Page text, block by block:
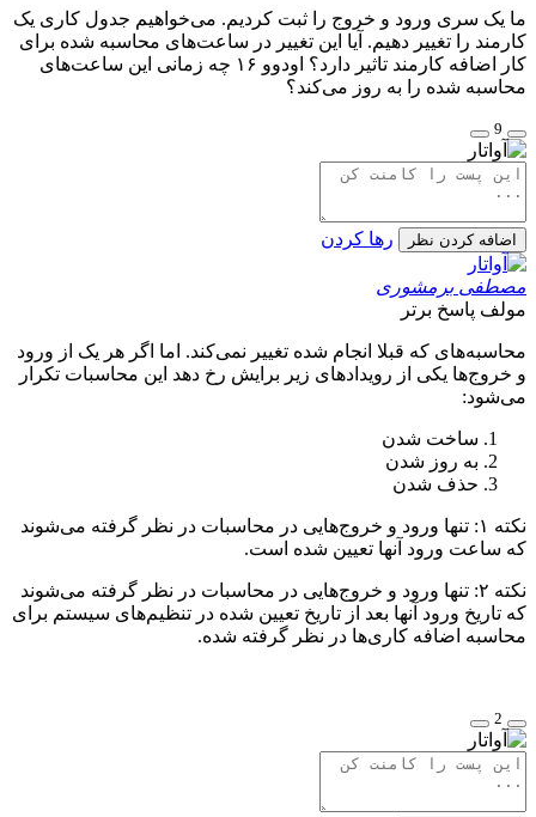
ما یک سری ورود و خروج را ثبت کردیم. می‌خواهیم جدول کاری یک
کارمند را تغییر دهیم. آیا این تغییر در ساعت‌های محاسبه شده برای
کار اضافه کارمند تاثیر دارد؟ اودوو ۱۶ چه زمانی این ساعت‌های
محاسبه شده را به روز می‌کند؟
9
اضافه کردن نظر رها کردن
مصطفی برمشوری
مولف پاسخ برتر
محاسبه‌های که قبلا انجام شده تغییر نمی‌کند. اما اگر هر یک از ورود
و خروج‌ها یکی از رویدادهای زیر برایش رخ دهد این محاسبات تکرار
می‌شود:
ساخت شدن
به روز شدن
حذف شدن
نکته ۱: تنها ورود و خروج‌هایی در محاسبات در نظر گرفته می‌شوند
که ساعت ورود آنها تعیین شده است.
نکته ۲: تنها ورود و خروج‌هایی در محاسبات در نظر گرفته می‌شوند
که تاریخ ورود آنها بعد از تاریخ تعیین شده در تنظیم‌های سیستم برای
محاسبه اضافه کاری‌ها در نظر گرفته شده.
2